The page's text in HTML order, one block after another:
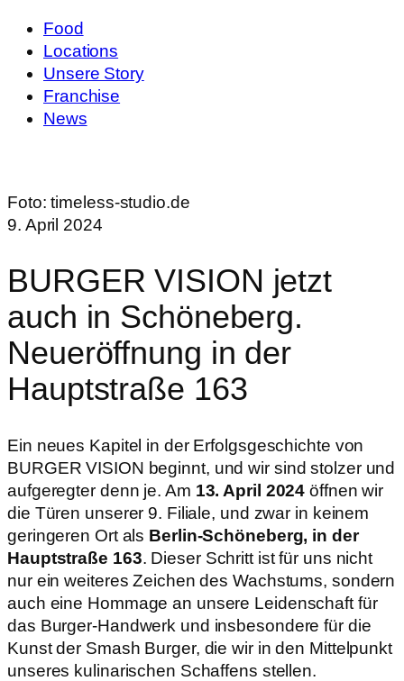
Food
Locations
Unsere Story
Franchise
News
Foto:timeless-studio.de
9. April 2024
BURGER VISION jetzt
auch in Schöneberg.
Neueröffnung in der
Hauptstraße 163
Ein neues Kapitel in der Erfolgsgeschichte von
BURGER VISION beginnt, und wir sind stolzer und
aufgeregter denn je. Am 13. April 2024 öffnen wir
die Türen unserer 9. Filiale, und zwar in keinem
geringeren Ort als Berlin-Schöneberg, in der
Hauptstraße 163. Dieser Schritt ist für uns nicht
nur ein weiteres Zeichen des Wachstums, sondern
auch eine Hommage an unsere Leidenschaft für
das Burger-Handwerk und insbesondere für die
Kunst der Smash Burger, die wir in den Mittelpunkt
unseres kulinarischen Schaffens stellen.